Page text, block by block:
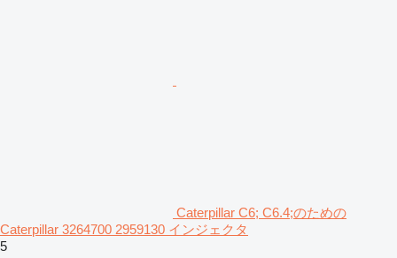
Caterpillar C6; C6.4;のための
Caterpillar 3264700 2959130 インジェクタ
5